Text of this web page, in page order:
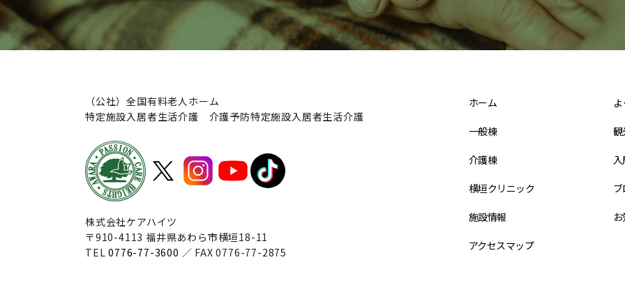
（公社）全国有料老人ホーム
特定施設入居者生活介護 介護予防特定施設入居者生活介護
株式会社ケアハイツ
〒910-4113 福井県あわら市横垣18-11
TEL0776-77-3600 ／ FAX 0776-77-2875
ホーム
一般棟
介護棟
横垣クリニック
施設情報
アクセスマップ
観